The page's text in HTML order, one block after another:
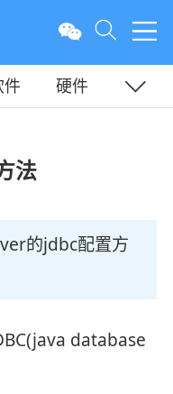
件
硬件
法
的jdbc配置方
database